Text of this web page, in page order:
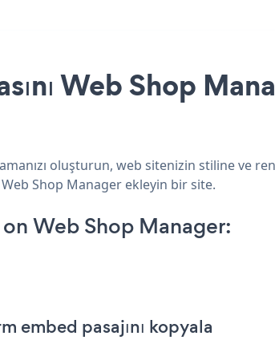
Web Shop
oluşturun, web sitenizin stiline ve
Shop Manager ekleyin bir site.
Web Shop Manager:
embed pasajını kopyala